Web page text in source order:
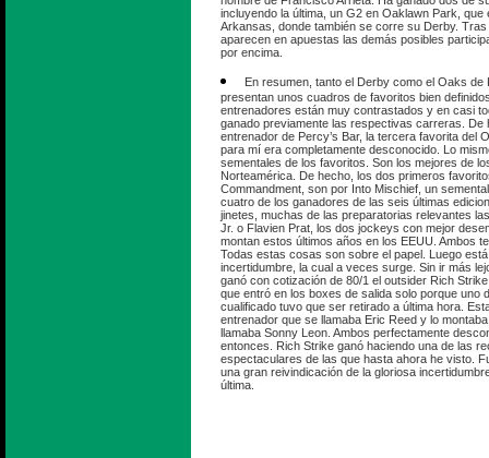
incluyendo la última, un G2 en Oaklawn Park, que
Arkansas, donde también se corre su Derby.
aparecen en apuestas las demás posibles
por encima.
En resumen, tanto el Derby como el Oaks de
presentan unos cuadros de favoritos bien
entrenadores están muy contrastados y en casi
ganado previamente las respectivas carreras. De
entrenador de Percy’s Bar, la tercera favorita del
para mí era completamente desconocido. Lo
sementales de los favoritos. Son los mejores de
Norteamérica. De hecho, los dos primeros
Commandment, son por Into Mischief, un
cuatro de los ganadores de las seis últimas
jinetes, muchas de las preparatorias relevantes
Jr. o Flavien Prat, los dos jockeys con mejor
montan estos últimos años en los EEUU. Ambos
Todas estas cosas son sobre el papel. Luego
incertidumbre, la cual a veces surge. Sin ir más
ganó con cotización de 80/1 el outsider Rich
que entró en los boxes de salida solo porque uno
cualificado tuvo que ser retirado a última hora.
entrenador que se llamaba Eric Reed y lo
llamaba Sonny Leon. Ambos perfectamente
entonces. Rich Strike ganó haciendo una de las
espectaculares de las que hasta ahora he visto.
una gran reivindicación de la gloriosa
última.